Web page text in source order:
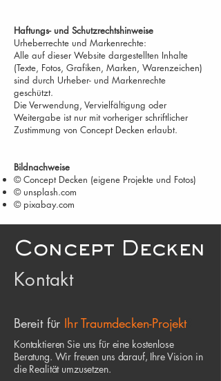
Haftungs- und Schutzrechtshinweise
Urheberrechte und Markenrechte:
Alle auf dieser Website dargestellten Inhalte
(Texte, Fotos, Grafiken, Marken, Warenzeichen)
sind durch Urheber- und Markenrechte
geschützt.
Die Verwendung, Vervielfältigung oder
Weitergabe ist nur mit vorheriger schriftlicher
Zustimmung von Concept Decken erlaubt.
Bildnachweise
© Concept Decken (eigene Projekte und Fotos)
© unsplash.com
© pixabay.com
Concept Decken
Kontakt
Bereit für Ihr Traumdecken-Projekt?
Kontaktieren Sie uns für eine kostenlose
Beratung. Wir freuen uns darauf, Ihre Vision in
die Realität umzusetzen.